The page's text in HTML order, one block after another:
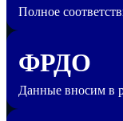
Полное
ФРДО
Данные вносим в